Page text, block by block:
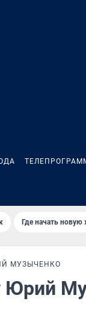
Где начать новую
МУЗЫЧЕНКО
Юрий